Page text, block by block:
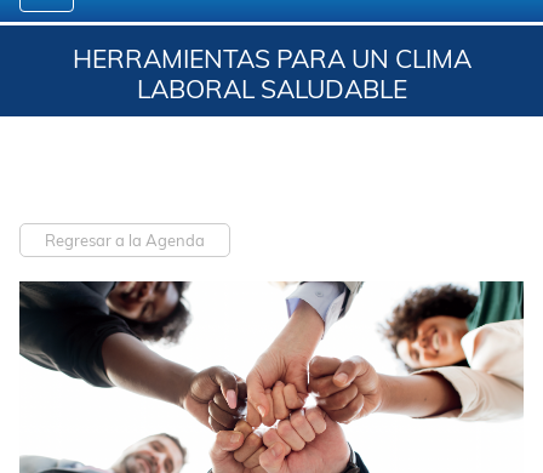
HERRAMIENTAS PARA UN CLIMA
LABORAL SALUDABLE
Regresar a la Agenda